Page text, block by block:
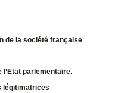
de la société française
l’Etat parlementaire.
légitimatrices